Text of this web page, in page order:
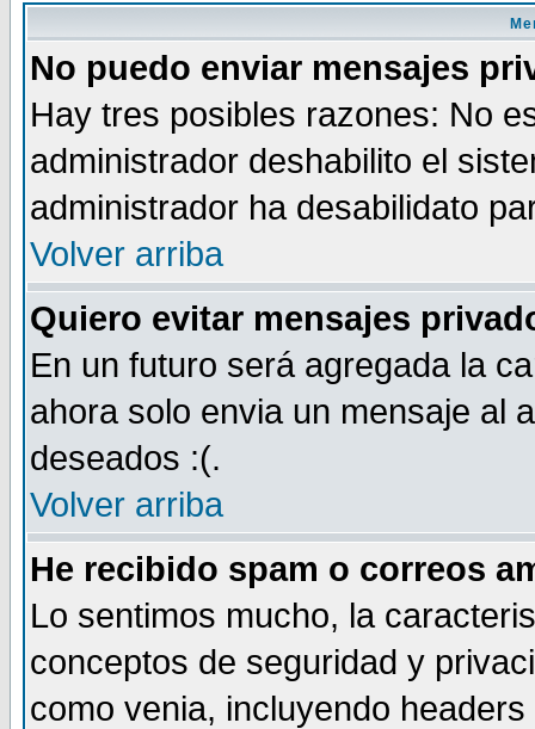
No puedo enviar mensajes
Hay tres posibles razones: No
administrador deshabilito el
administrador ha desabilidato
Volver arriba
Quiero evitar mensajes
En un futuro será agregada la
ahora solo envia un mensaje al
deseados :(.
Volver arriba
He recibido spam o correos
Lo sentimos mucho, la
conceptos de seguridad y
como venia, incluyendo